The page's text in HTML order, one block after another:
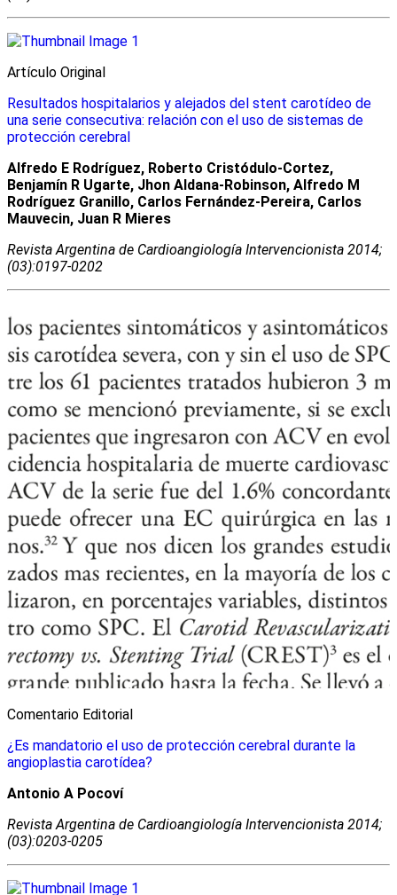
Artículo Original
Resultados hospitalarios y alejados del stent carotídeo de
una serie consecutiva: relación con el uso de sistemas de
protección cerebral
Alfredo E Rodríguez, Roberto Cristódulo-Cortez,
Benjamín R Ugarte, Jhon Aldana-Robinson, Alfredo M
Rodríguez Granillo, Carlos Fernández-Pereira, Carlos
Mauvecin, Juan R Mieres
Revista Argentina de Cardioangiologí­a Intervencionista 2014;
(03):0197-0202
Comentario Editorial
¿Es mandatorio el uso de protección cerebral durante la
angioplastia carotídea?
Antonio A Pocoví
Revista Argentina de Cardioangiologí­a Intervencionista 2014;
(03):0203-0205